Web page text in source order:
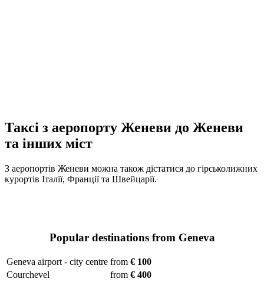
Таксі з аеропорту Женеви до Женеви
та інших міст
З аеропортів Женеви можна також дістатися до гірськолижних
курортів Італії, Франції та Швейцарії.
Popular destinations from Geneva
Geneva airport - city centre from € 100
Courchevel
from € 400